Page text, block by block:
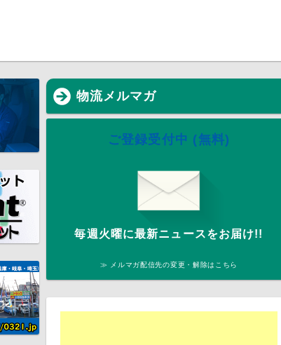
物流メルマガ
ご登録受付中 (無料)
毎週火曜に最新ニュースをお届け!!
≫ メルマガ配信先の変更・解除はこちら